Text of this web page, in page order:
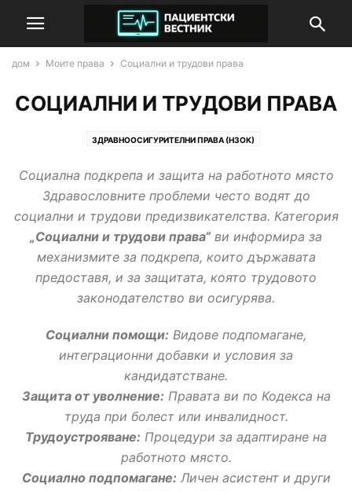
дом Моите права Социални и трудови права
СОЦИАЛНИ И ТРУДОВИ ПРАВА
ЗДРАВНООСИГУРИТЕЛНИ ПРАВА (НЗОК)
СОЦИАЛНИ И ТРУДОВИ ПРАВА
Социална подкрепа и защита на работното място
Здравословните проблеми често водят до
социални и трудови предизвикателства. Категория
„Социални и трудови права“ви информира за
механизмите за подкрепа, които държавата
предоставя, и за защитата, която трудовото
законодателство ви осигурява.
Социални помощи: Видове подпомагане,
интеграционни добавки и условия за
кандидатстване.
Защита от уволнение: Правата ви по Кодекса на
труда при болест или инвалидност.
Трудоустрояване: Процедури за адаптиране на
работното място.
Социално подпомагане: Личен асистент и други